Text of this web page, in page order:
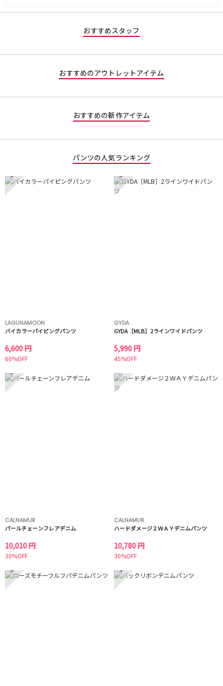
おすすめスタッフ
おすすめのアウトレットアイテム
おすすめの新作アイテム
パンツの人気ランキング
1
LAGUNAMOON
バイカラーパイピングパンツ
6,600 円
60%OFF
2
GYDA
GYDA［MLB］2ラインワイドパンツ
5,990 円
45%OFF
3
CALNAMUR
パールチェーンフレアデニム
10,010 円
30%OFF
4
CALNAMUR
ハードダメージ２ＷＡＹデニムパンツ
10,780 円
30%OFF
5 6